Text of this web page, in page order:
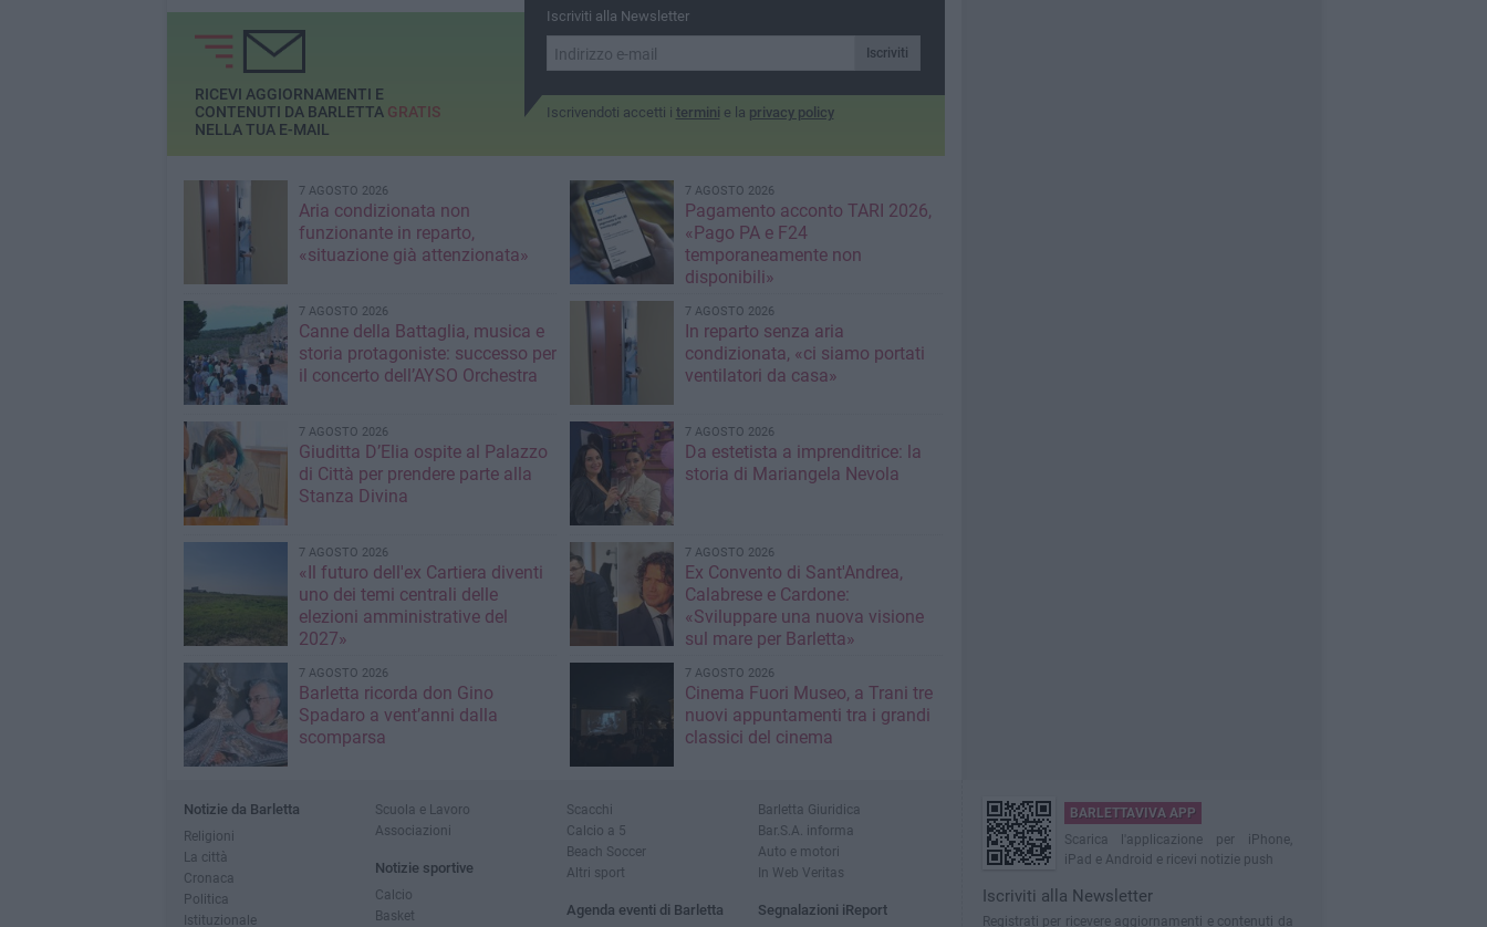
persone disabili e a ridotta
Iscriviti alla Newsletter
Iscriviti
Iscrivendoti accetti i termini e la privacy policy
RICEVI AGGIORNAMENTI E
CONTENUTI DA BARLETTA GRATIS
NELLA TUA E-MAIL
7 AGOSTO 2026
Aria condizionata non
funzionante in reparto,
«situazione già attenzionata»
7 AGOSTO 2026
Pagamento acconto TARI 2026,
«Pago PA e F24
temporaneamente non
disponibili»
7 AGOSTO 2026
Canne della Battaglia, musica e
storia protagoniste: successo per
il concerto dell’AYSO Orchestra
7 AGOSTO 2026
In reparto senza aria
condizionata, «ci siamo portati
ventilatori da casa»
7 AGOSTO 2026
Giuditta D’Elia ospite al Palazzo
di Città per prendere parte alla
Stanza Divina
7 AGOSTO 2026
Da estetista a imprenditrice: la
storia di Mariangela Nevola
7 AGOSTO 2026
«Il futuro dell'ex Cartiera diventi
uno dei temi centrali delle
elezioni amministrative del
2027»
7 AGOSTO 2026
Ex Convento di Sant'Andrea,
Calabrese e Cardone:
«Sviluppare una nuova visione
sul mare per Barletta»
7 AGOSTO 2026
Barletta ricorda don Gino
Spadaro a vent’anni dalla
scomparsa
7 AGOSTO 2026
Cinema Fuori Museo, a Trani tre
nuovi appuntamenti tra i grandi
classici del cinema
Notizie da Barletta
Religioni
La città
Cronaca
Politica
Istituzionale
Scuola e Lavoro
Associazioni
Notizie sportive
Calcio
Basket
Scacchi
Calcio a 5
Beach Soccer
Altri sport
Agenda eventi di Barletta
Barletta Giuridica
Bar.S.A. informa
Auto e motori
In Web Veritas
Segnalazioni iReport
BARLETTAVIVA APP
Scarica l'applicazione per iPhone,
iPad e Android e ricevi notizie push
Iscriviti alla Newsletter
Registrati per ricevere aggiornamenti e contenuti da